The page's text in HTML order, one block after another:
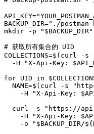
BACKUP_DIR="./
mkdir -p "$BACKUP_DIR"
# 获取所有集合的 UID
-H "X-Api-Key:
for UID in
NAME=$(curl -s
-H "X-Api-Key:
curl -s "https://
-H "X-Api-Key:
-o "$BACKUP_DIR/